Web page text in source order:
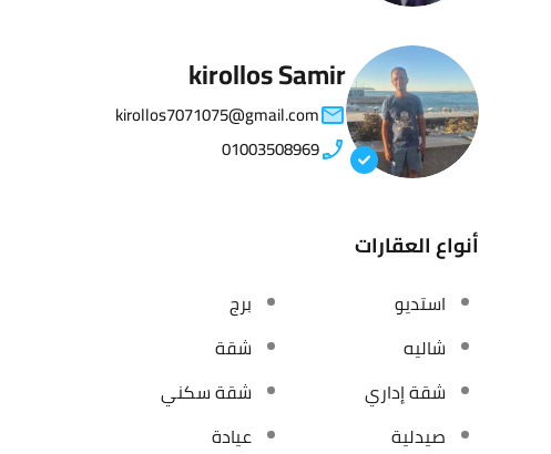
kirollos Samir
kirollos7071075@gmail.com
01003508969
أنواع العقارات
استديو
برج
شاليه
شقة
شقة إداري
شقة سكني
صيدلية
عيادة